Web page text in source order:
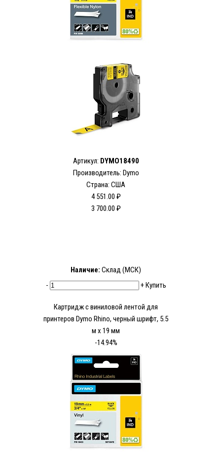
Артикул: DYMO18490
Производитель: Dymo
Страна: США
4 551.00 ₽
3 700.00 ₽
Наличие: Склад (МСК)
-
+Купить
Картридж c виниловой лентой для
принтеров Dymo Rhino, черный шрифт, 5.5
м x 19 мм
-14.94%